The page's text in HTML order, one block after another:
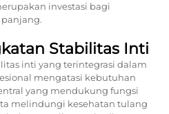
investasi bagi
Stabilitas Inti
inti yang terintegrasi dalam
mengatasi kebutuhan
yang mendukung fungsi
melindungi kesehatan tulang